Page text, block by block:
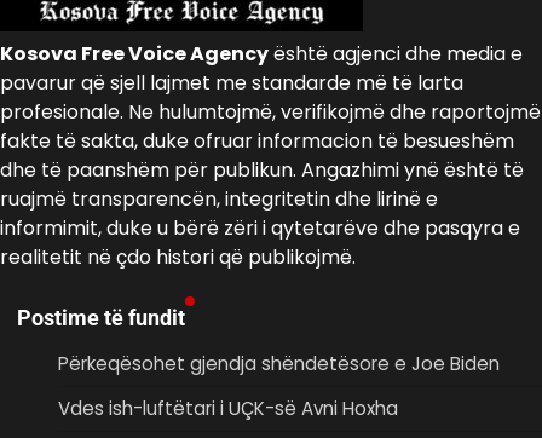
Kosova Free Voice Agencyështë agjenci dhe media e
pavarur që sjell lajmet me standarde më të larta
profesionale. Ne hulumtojmë, verifikojmë dhe raportojmë
fakte të sakta, duke ofruar informacion të besueshëm
dhe të paanshëm për publikun. Angazhimi ynë është të
ruajmë transparencën, integritetin dhe lirinë e
informimit, duke u bërë zëri i qytetarëve dhe pasqyra e
realitetit në çdo histori që publikojmë.
Postime të fundit
Përkeqësohet gjendja shëndetësore e Joe Biden
Vdes ish-luftëtari i UÇK-së Avni Hoxha